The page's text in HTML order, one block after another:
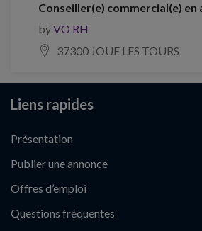
Conseiller(e) commercial(e) en
byVO RH
37300 JOUE LES TOURS
Liens rapides
Présentation
Publier une annonce
Offres d’emploi
Questions fréquentes